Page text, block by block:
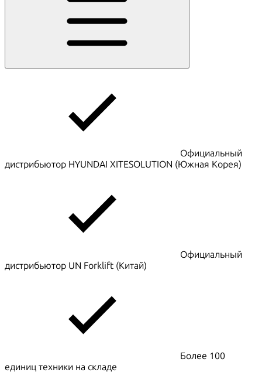
Официальный
дистрибьютор HYUNDAI XITESOLUTION (Южная Корея)
Официальный
дистрибьютор UN Forklift (Китай)
Более 100
единиц техники на складе